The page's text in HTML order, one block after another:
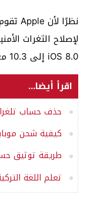
لإصلاح الثغرات
iOS 8.0 إلى 10.3 مع وضع ذلك في الاعتبار.
اقرأ أيضا...
حذف حساب
كيفية شحن
طريقة توثيق
تعلم اللغة التركية